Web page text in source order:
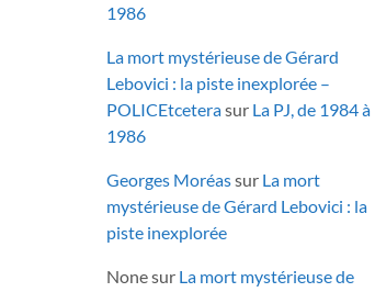
1986
La mort mystérieuse de Gérard
Lebovici : la piste inexplorée –
POLICEtceterasur La PJ, de 1984 à
1986
Georges Moréassur La mort
mystérieuse de Gérard Lebovici : la
piste inexplorée
Nonesur La mort mystérieuse de